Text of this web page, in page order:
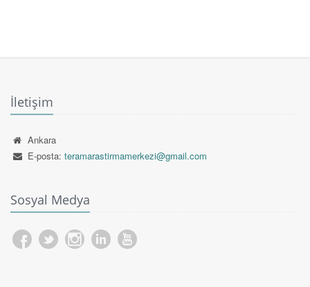
İletişim
Ankara
E-posta: teramarastirmamerkezi@gmail.com
Sosyal Medya